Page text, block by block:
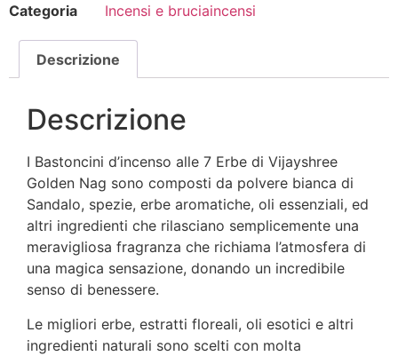
Categoria Incensi e bruciaincensi
Descrizione
Descrizione
I Bastoncini d’incenso alle 7 Erbe di Vijayshree
Golden Nag sono composti da polvere bianca di
Sandalo, spezie, erbe aromatiche, oli essenziali, ed
altri ingredienti che rilasciano semplicemente una
meravigliosa fragranza che richiama l’atmosfera di
una magica sensazione, donando un incredibile
senso di benessere.
Le migliori erbe, estratti floreali, oli esotici e altri
ingredienti naturali sono scelti con molta